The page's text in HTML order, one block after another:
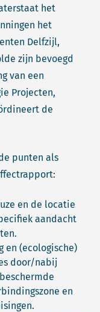
het
het
Delfzijl,
zijn bevoegd
van een
Projecten,
de
punten als
en de locatie
aandacht
en (ecologische)
door/nabij
en